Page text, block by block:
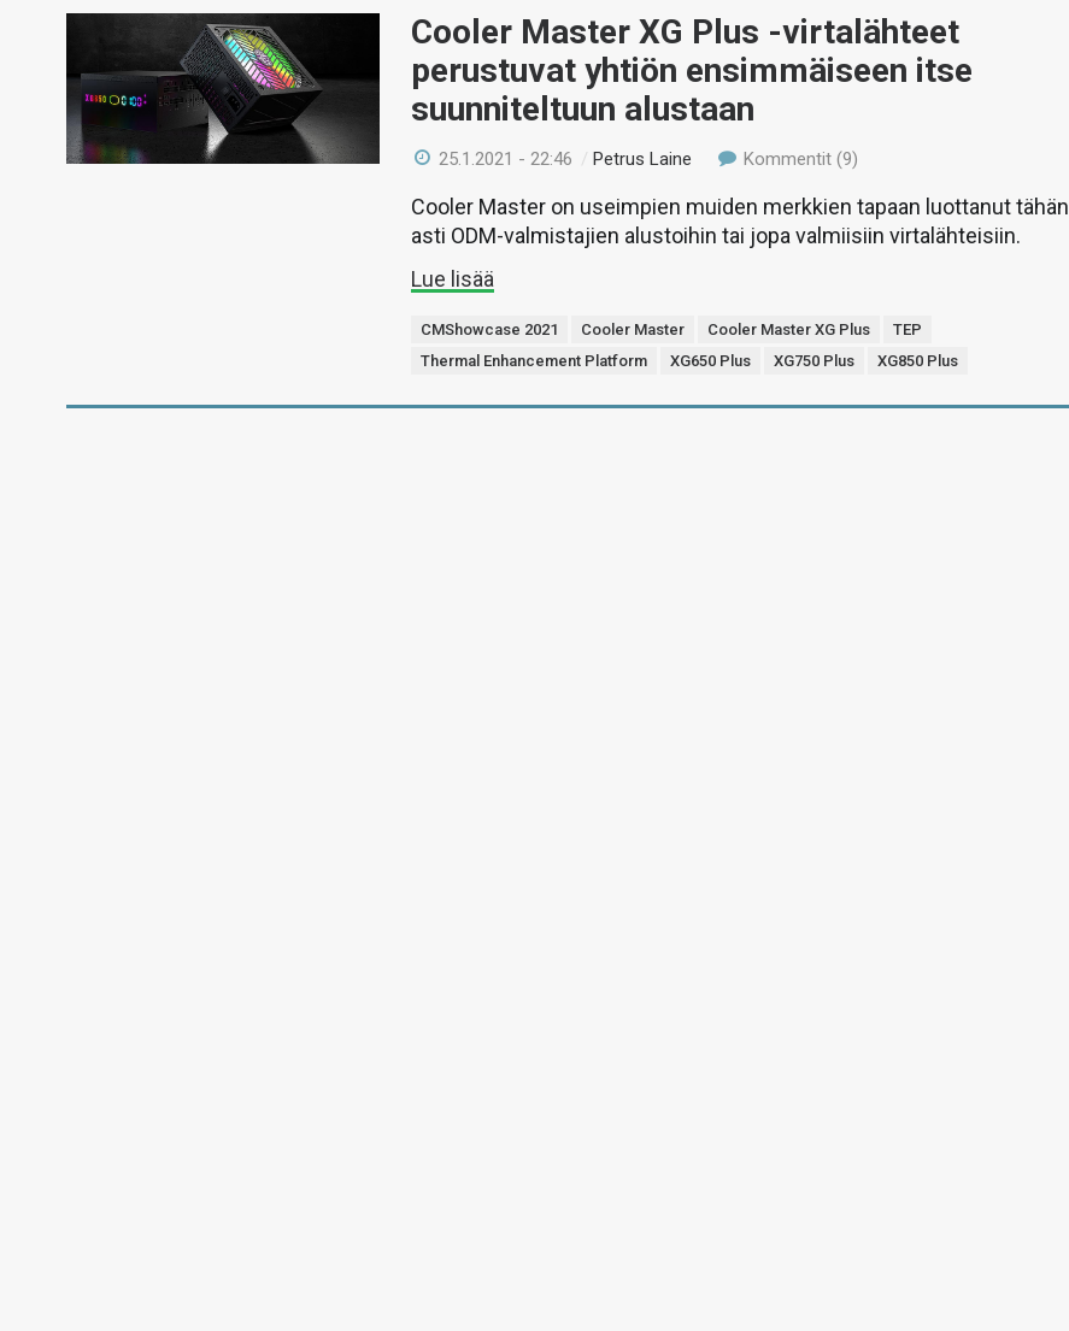
Cooler Master XG Plus -virtalähteet
perustuvat yhtiön ensimmäiseen itse
suunniteltuun alustaan
25.1.2021 - 22:46 /Petrus Laine Kommentit (9)
Cooler Master on useimpien muiden merkkien tapaan luottanut tähän
asti ODM-valmistajien alustoihin tai jopa valmiisiin virtalähteisiin.
Lue lisää
CMShowcase 2021 Cooler Master Cooler Master XG Plus
TEP
Thermal Enhancement Platform
XG650 Plus XG750 Plus XG850 Plus